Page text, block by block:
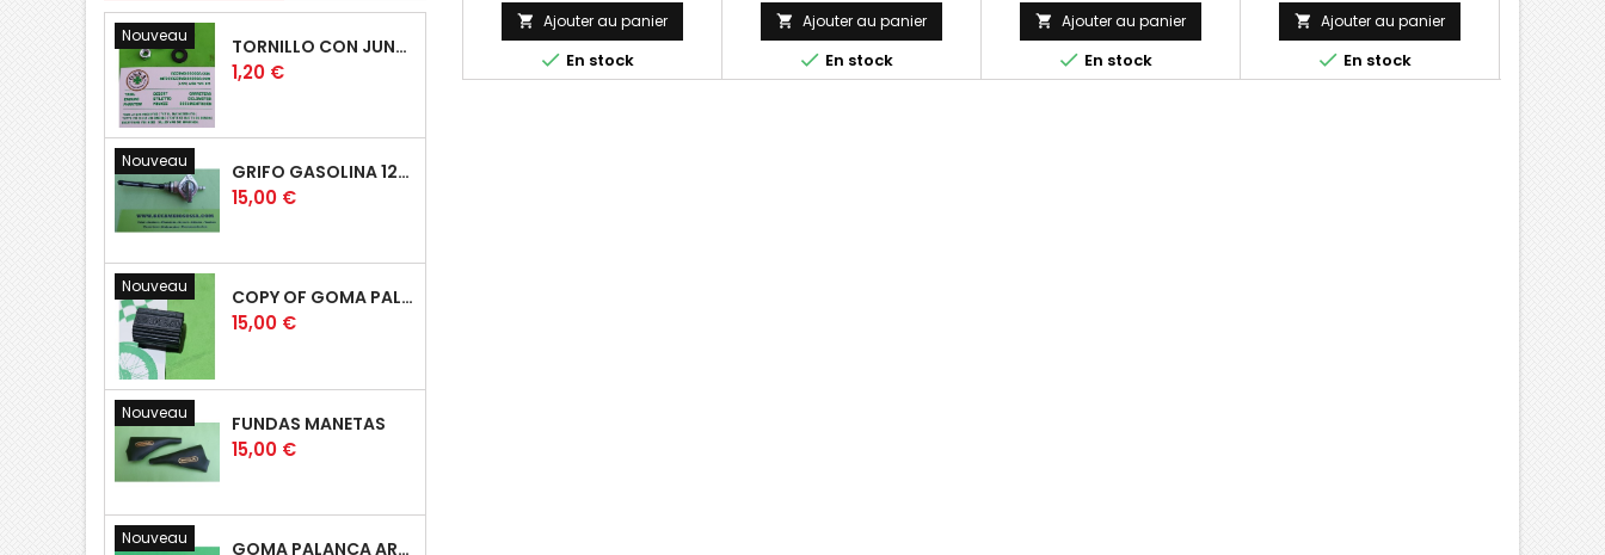
Nouveau TORNILLO CON JUNTA OSSA GUARDABARROS Y TAPAS
Prix
1,20 €
Nouveau GRIFO GASOLINA 12MM
Prix
15,00 €
Nouveau COPY OF GOMA PALANCA CAMBIO DE MARCHAS GOMA PEDAL CAMBIO MARCHAS
Prix
15,00 €
Nouveau FUNDAS MANETAS
Prix
15,00 €
Nouveau GOMA PALANCA ARRANQUE OSSA RUBBER KICK START PEDAL
 Ajouter au panier
 En stock
 Ajouter au panier
 En stock
 Ajouter au panier
 En stock
 Ajouter au panier
 En stock